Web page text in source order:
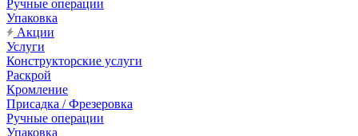
Ручные операции
Упаковка
Акции
Услуги
Конструкторские услуги
Раскрой
Кромление
Присадка / Фрезеровка
Ручные операции
Упаковка